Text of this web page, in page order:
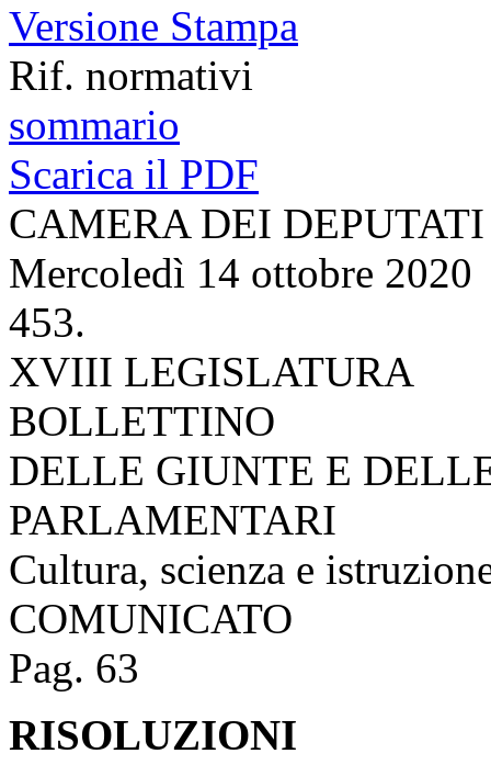
Versione Stampa
Rif. normativi
sommario
Scarica il PDF
CAMERA DEI DEPUTATI
Mercoledì 14 ottobre 2020
453.
XVIII LEGISLATURA
BOLLETTINO
DELLE GIUNTE E
PARLAMENTARI
Cultura, scienza e
COMUNICATO
Pag. 63
RISOLUZIONI